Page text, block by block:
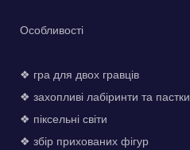
Особливості
❖ гра для двох гравців
❖ захопливі лабіринти та пастки
❖ піксельні світи
❖ збір прихованих фігур